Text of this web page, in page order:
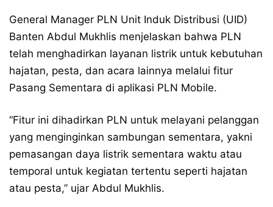
General Manager PLN Unit Induk Distribusi (UID)
Banten Abdul Mukhlis menjelaskan bahwa PLN
telah menghadirkan layanan listrik untuk kebutuhan
hajatan, pesta, dan acara lainnya melalui fitur
Pasang Sementara di aplikasi PLN Mobile.
“Fitur ini dihadirkan PLN untuk melayani pelanggan
yang menginginkan sambungan sementara, yakni
pemasangan daya listrik sementara waktu atau
temporal untuk kegiatan tertentu seperti hajatan
atau pesta,” ujar Abdul Mukhlis.